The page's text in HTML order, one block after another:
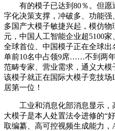
有的模子已达到80％。但愿
字化决策支撑，冲破多、功能
多国产大模子敏捷兴起，模仿物
元，中国人工智能企业超5100
全球首位、中国模子正在全球出
单前10名中占领9席……不到两
范畴专家、营业需求，通义大模
该模子就正在国际大模子竞技
居第一位！
工业和消息化部消息显示，
大模子是本人处置法令进修的“
取编纂、高可控视频生成能力